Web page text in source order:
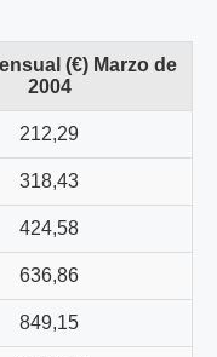
(€) Marzo de
2004
212,29
318,43
424,58
636,86
849,15